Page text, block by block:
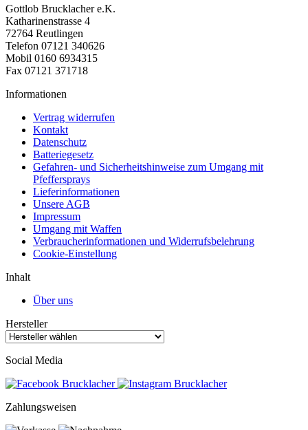
Gottlob Brucklacher e.K.
Katharinenstrasse 4
72764 Reutlingen
Telefon 07121 340626
Mobil 0160 6934315
Fax 07121 371718
Informationen
Vertrag widerrufen
Kontakt
Datenschutz
Batteriegesetz
Gefahren- und Sicherheitshinweise zum Umgang mit
Pfeffersprays
Lieferinformationen
Unsere AGB
Impressum
Umgang mit Waffen
Verbraucherinformationen und Widerrufsbelehrung
Cookie-Einstellung
Inhalt
Über uns
Hersteller
Social Media
Zahlungsweisen